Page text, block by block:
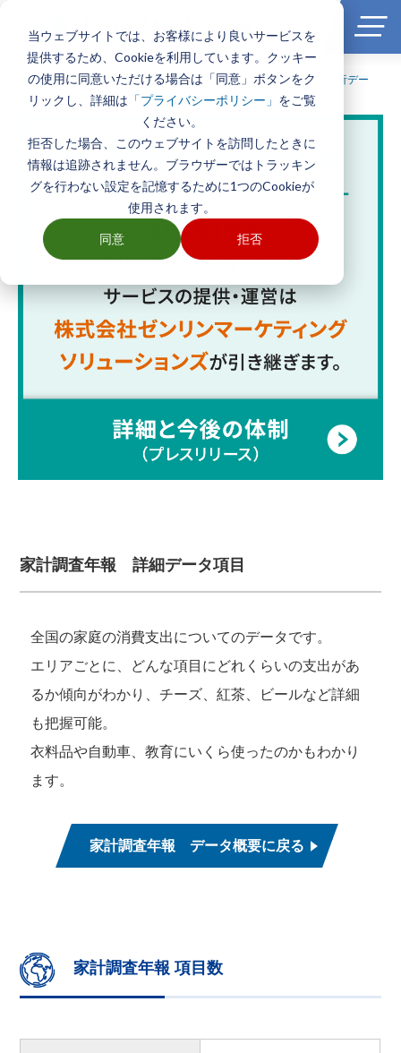
当ウェブサイトでは、お客様により良いサービスを
提供するため、Cookieを利用しています。クッキー
の使用に同意いただける場合は「同意」ボタンをク
リックし、詳細は 「プライバシーポリシー」 をご覧
ください。
拒否した場合、このウェブサイトを訪問したときに
情報は追跡されません。ブラウザーではトラッキン
グを行わない設定を記憶するために1つのCookieが
使用されます。
同意 拒否
ホーム> 製品とサービス一覧>エリアマーケティング・商圏分析デー
タ>家計調査年報>家計調査年報データ 詳細データ項目
家計調査年報 詳細データ項目
全国の家庭の消費支出についてのデータです。
エリアごとに、どんな項目にどれくらいの支出があ
るか傾向がわかり、チーズ、紅茶、ビールなど詳細
も把握可能。
衣料品や自動車、教育にいくら使ったのかもわかり
ます。
家計調査年報 データ概要に戻る
家計調査年報 項目数